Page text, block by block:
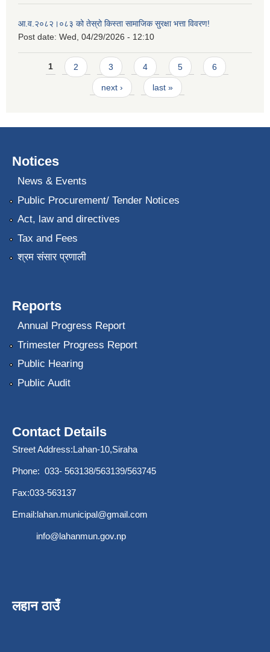
आ.व.२०८२।०८३ को तेस्रो किस्ता सामाजिक सुरक्षा भत्ता विवरण!
Post date: Wed, 04/29/2026 - 12:10
Pages
1 2 3 4 5 6
next › last »
Notices
News & Events
Public Procurement/ Tender Notices
Act, law and directives
Tax and Fees
श्रम संसार प्रणाली
Reports
Annual Progress Report
Trimester Progress Report
Public Hearing
Public Audit
Contact Details
Street Address:Lahan-10,Siraha
Phone: 033- 563138/563139/563745
Fax:033-563137
Email:lahan.municipal@gmail.com
info@lahanmun.gov.np
लहान ठाउँ